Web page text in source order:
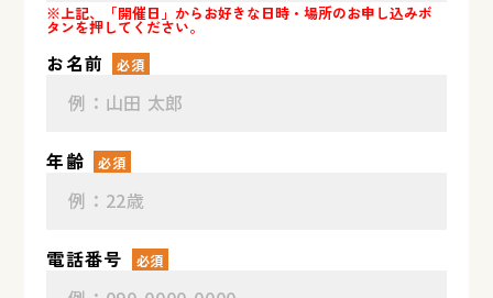
※上記、「開催日」からお好きな日時・場所のお申し込みボ
タンを押してください。
お名前 必須
年齢 必須
電話番号 必須